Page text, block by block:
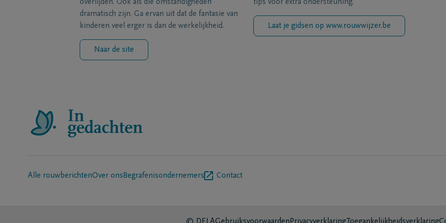
overlijden. Ook als die omstandigheden
dramatisch zijn. Ga ervan uit dat de fantasie van
kinderen veel erger is dan de werkelijkheid.
Naar de site
tips voor extra ondersteuning.
Laat je gidsen op www.rouwwijzer.be
Alle rouwberichtenOver ons Begrafenisondernemers Contact